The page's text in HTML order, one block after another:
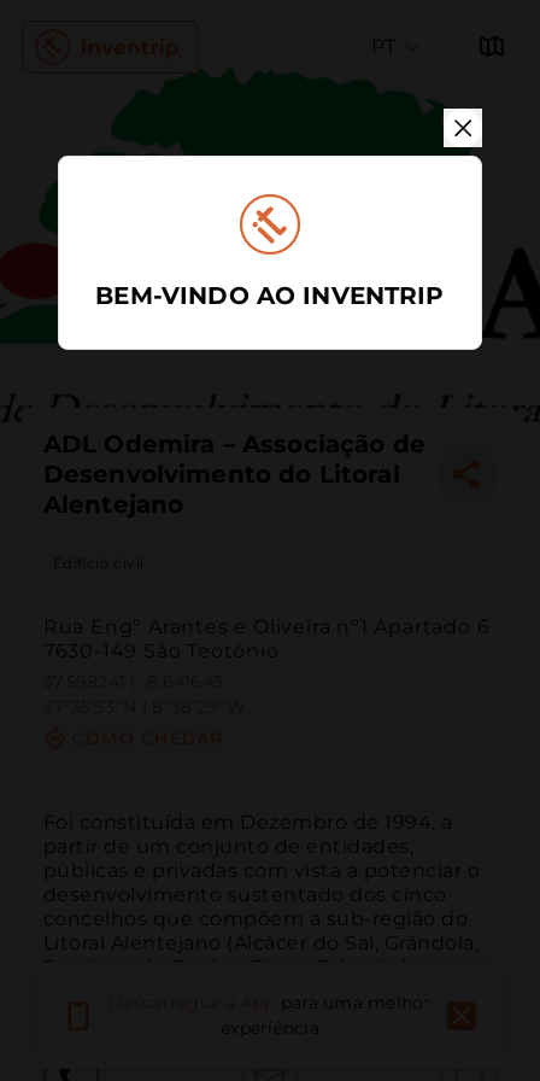
PT
ADL Odemira – Associação de
Desenvolvimento do Litoral
Alentejano
Edifício civil
Rua Engº Arantes e Oliveira nº1 Apartado 6
7630-149 São Teotónio
Foi constituída em Dezembro de 1994, a
partir de um conjunto de entidades,
públicas e privadas com vista a potenciar o
desenvolvimento sustentado dos cinco
concelhos que compõem a sub-região do
Litoral Alentejano (Alcácer do Sal, Grândola,
Santiago do Cacém, Sines, Odemira) e com a
para uma melhor
experiência
BEM-VINDO AO INVENTRIP